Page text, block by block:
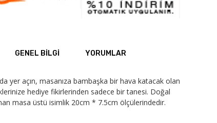
GENEL BILGI YORUMLAR
yer açın, masanıza bambaşka bir hava katacak olan
hediye fikirlerinden sadece bir tanesi. Doğal
masa üstü isimlik 20cm * 7.5cm ölçülerindedir.